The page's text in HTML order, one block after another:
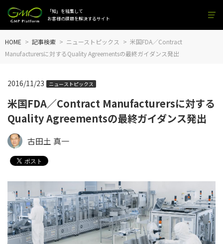
「知」を結集して
お客様の課題を解決するサイト
HOME 記事検索 ニューストピックス
米国FDA／Contract
Manufacturersに対するQuality Agreementsの最終ガイダンス発出
米国FDA／Contract Manufacturersに対する
Quality Agreementsの最終ガイダンス発出
2016/11/23 ニューストピックス
古田土 真一